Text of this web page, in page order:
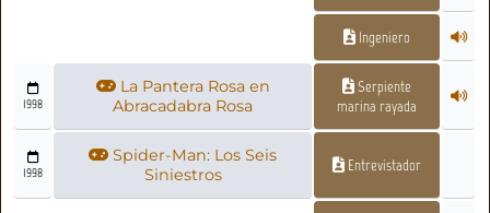
Ingeniero
1998
La Pantera Rosa en
Abracadabra Rosa
Serpiente
marina rayada
1998
Spider-Man: Los Seis
Siniestros
Entrevistador